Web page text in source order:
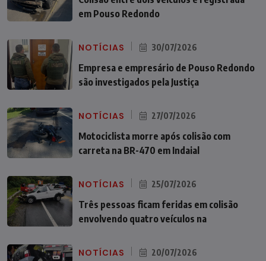
em Pouso Redondo
NOTÍCIAS 30/07/2026
Empresa e empresário de Pouso Redondo
são investigados pela Justiça
NOTÍCIAS 27/07/2026
Motociclista morre após colisão com
carreta na BR-470 em Indaial
NOTÍCIAS 25/07/2026
Três pessoas ficam feridas em colisão
envolvendo quatro veículos na
NOTÍCIAS 20/07/2026